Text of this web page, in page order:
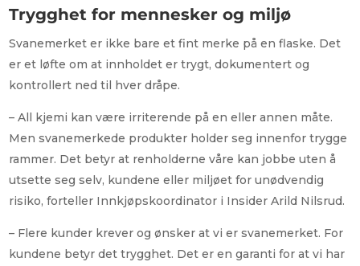
Trygghet for mennesker og miljø
Svanemerket er ikke bare et fint merke på en flaske. Det
er et løfte om at innholdet er trygt, dokumentert og
kontrollert ned til hver dråpe.
– All kjemi kan være irriterende på en eller annen måte.
Men svanemerkede produkter holder seg innenfor trygge
rammer. Det betyr at renholderne våre kan jobbe uten å
utsette seg selv, kundene eller miljøet for unødvendig
risiko, forteller Innkjøpskoordinator i Insider Arild Nilsrud.
– Flere kunder krever og ønsker at vi er svanemerket. For
kundene betyr det trygghet. Det er en garanti for at vi har